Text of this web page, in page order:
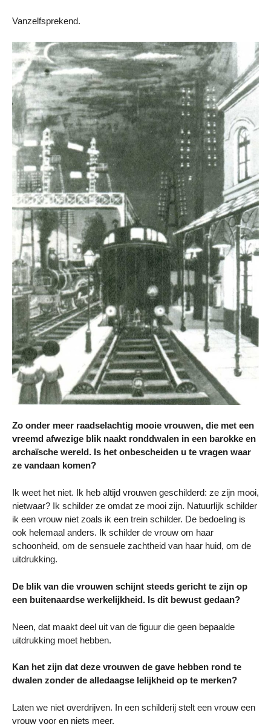
Vanzelfsprekend.
Zo onder meer raadselachtig mooie vrouwen, die met een
vreemd afwezige blik naakt ronddwalen in een barokke en
archaïsche wereld. Is het onbescheiden u te vragen waar
ze vandaan komen?
Ik weet het niet. Ik heb altijd vrouwen geschilderd: ze zijn mooi,
nietwaar? Ik schilder ze omdat ze mooi zijn. Natuurlijk schilder
ik een vrouw niet zoals ik een trein schilder. De bedoeling is
ook helemaal anders. Ik schilder de vrouw om haar
schoonheid, om de sensuele zachtheid van haar huid, om de
uitdrukking.
De blik van die vrouwen schijnt steeds gericht te zijn op
een buitenaardse werkelijkheid. Is dit bewust gedaan?
Neen, dat maakt deel uit van de figuur die geen bepaalde
uitdrukking moet hebben.
Kan het zijn dat deze vrouwen de gave hebben rond te
dwalen zonder de alledaagse lelijkheid op te merken?
Laten we niet overdrijven. In een schilderij stelt een vrouw een
vrouw voor en niets meer.